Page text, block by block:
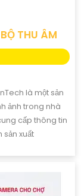
THU ÂM
là một sản
ảnh trong nhà
cấp thông tin
xuất